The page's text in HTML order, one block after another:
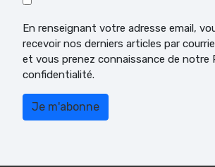
En renseignant votre adresse email,
recevoir nos derniers articles par
et vous prenez connaissance de notre
confidentialité.